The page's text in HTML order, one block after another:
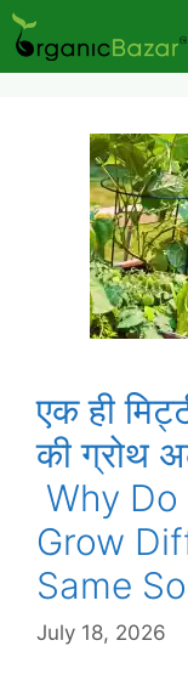
Skip
to
content
एक ही
की ग्रोथ
Why
Grow
Same
July 18, 2026